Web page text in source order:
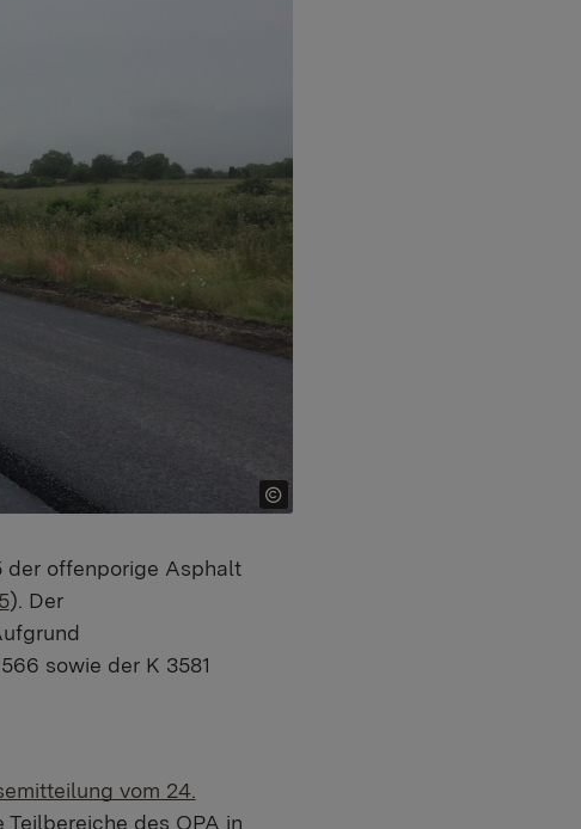
der offenporige Asphalt
). Der
sowie der K 3581
vom 24.
des OPA in